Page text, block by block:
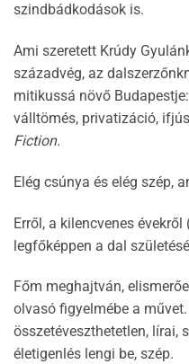
szindbádkodások is.
Ami szeretett Krúdy
századvég, az
mitikussá növő
válltömés, privatizáció,
Fiction.
Elég csúnya és elég szép,
Erről, a kilencvenes
legfőképpen a dal
Főm meghajtván,
olvasó figyelmébe a
összetéveszthetetlen, lírai,
életigenlés lengi be, szép.